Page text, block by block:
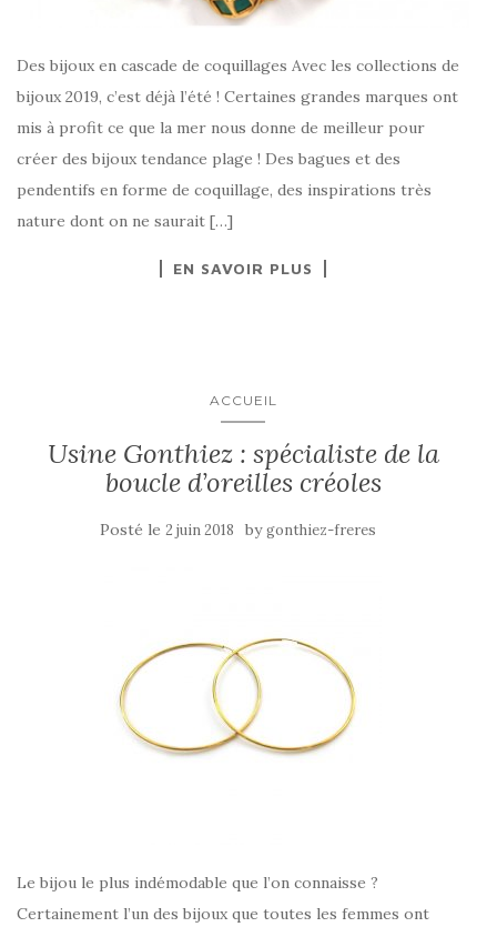
Des bijoux en cascade de coquillages Avec les collections de
bijoux 2019, c’est déjà l’été ! Certaines grandes marques ont
mis à profit ce que la mer nous donne de meilleur pour
créer des bijoux tendance plage ! Des bagues et des
pendentifs en forme de coquillage, des inspirations très
nature dont on ne saurait […]
EN SAVOIR PLUS
ACCUEIL
Usine Gonthiez : spécialiste de la
boucle d’oreilles créoles
Posté le 2 juin 2018 bygonthiez-freres
Le bijou le plus indémodable que l’on connaisse ?
Certainement l’un des bijoux que toutes les femmes ont